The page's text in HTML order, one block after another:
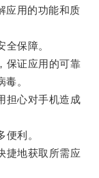
应用的功能和质
保障。
证应用的可靠
。
心对手机造成
利。
地获取所需应